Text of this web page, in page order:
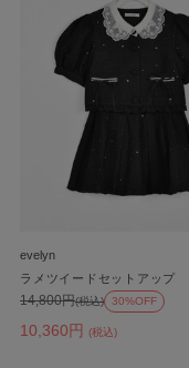
evelyn
ラメツイードセットアップ
10,360円 (税込)
14,800円(税込) 30%OFF